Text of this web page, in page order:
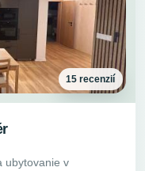
15 recenzií
ubytovanie v